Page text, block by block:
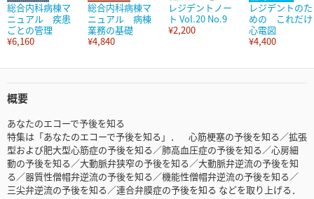
総合内科病棟マ
ニュアル 疾患
ごとの管理
¥6,160
総合内科病棟マ
ニュアル 病棟
業務の基礎
¥4,840
レジデントノー
ト Vol.20 No.9
¥2,200
レジデントのた
めの これだけ
心電図
¥4,400
概要
あなたのエコーで予後を知る
特集は「あなたのエコーで予後を知る」． 心筋梗塞の予後を知る／拡張
型および肥大型心筋症の予後を知る／肺高血圧症の予後を知る／心房細
動の予後を知る／大動脈弁狭窄の予後を知る／大動脈弁逆流の予後を知
る／器質性僧帽弁逆流の予後を知る／機能性僧帽弁逆流の予後を知る／
三尖弁逆流の予後を知る／連合弁膜症の予後を知る などを取り上げる．